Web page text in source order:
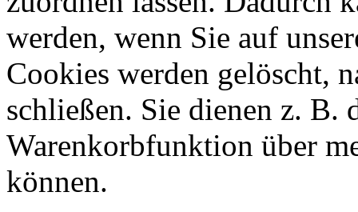
werden, wenn Sie auf
Cookies werden gelöscht,
schließen. Sie dienen z. B.
Warenkorbfunktion über
können.